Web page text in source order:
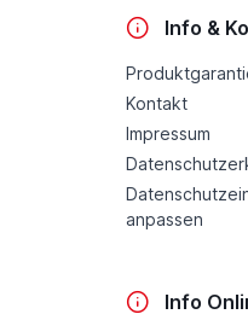
Info &
Kontakt
Impressum
anpassen
Info